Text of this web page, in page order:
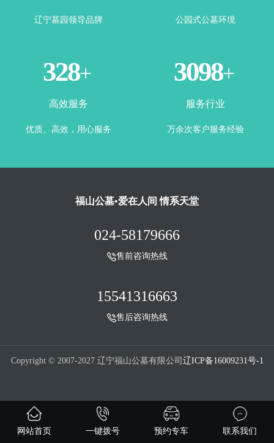
辽宁墓园领导品牌 公园式公墓环境
365+
高效服务
优质、高效，用心服务
3500+
服务行业
万余次客户服务经验
福山公墓•爱在人间 情系天堂
024-58179666
售前咨询热线
15541316663
售后咨询热线
Copyright © 2007-2027 辽宁福山公墓有限公司 辽ICP备16009231号-1
网站首页 一键拨号 预约专车 联系我们